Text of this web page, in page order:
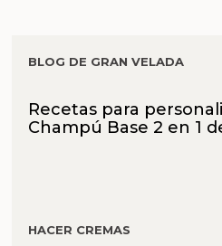
BLOG DE GRAN VELADA
Recetas para
Champú Base 2 en 1
HACER CREMAS